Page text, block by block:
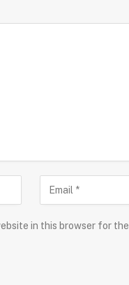
in this browser for